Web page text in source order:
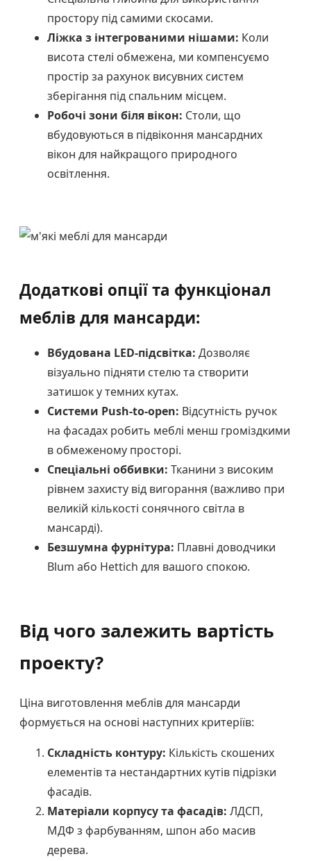
простору під самими скосами.
Ліжка з інтегрованими нішами: Коли
висота стелі обмежена, ми компенсуємо
простір за рахунок висувних систем
зберігання під спальним місцем.
Робочі зони біля вікон: Столи, що
вбудовуються в підвіконня мансардних
вікон для найкращого природного
освітлення.
Додаткові опції та функціонал
меблів для мансарди:
Вбудована LED-підсвітка: Дозволяє
візуально підняти стелю та створити
затишок у темних кутах.
Системи Push-to-open: Відсутність ручок
на фасадах робить меблі менш громіздкими
в обмеженому просторі.
Спеціальні оббивки: Тканини з високим
рівнем захисту від вигорання (важливо при
великій кількості сонячного світла в
мансарді).
Безшумна фурнітура: Плавні доводчики
Blum або Hettich для вашого спокою.
Від чого залежить вартість
проекту?
Ціна виготовлення меблів для мансарди
формується на основі наступних критеріїв:
Складність контуру: Кількість скошених
елементів та нестандартних кутів підрізки
фасадів.
Матеріали корпусу та фасадів: ЛДСП,
МДФ з фарбуванням, шпон або масив
дерева.